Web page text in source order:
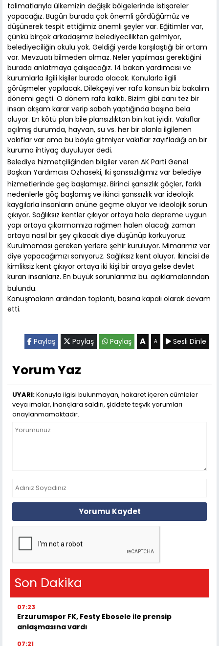
talimatlarıyla ülkemizin değişik bölgelerinde istişareler
yapacağız. Bugün burada çok önemli gördüğümüz ve
düşünerek tespit ettiğimiz önemli şeyler var. Eğitimler var,
çünkü birçok arkadaşımız belediyecilikten gelmiyor,
belediyeciliğin okulu yok. Geldiği yerde karşılaştığı bir ortam
var. Mevzuatı bilmeden olmaz. Neler yapılması gerektiğini
burada anlatmaya çalışacağız. 14 bakan yardımcısı ve
kurumlarla ilgili kişiler burada olacak. Konularla ilgili
görüşmeler yapılacak. Dilekçeyi ver rafa konsun biz bakalım
dönemi geçti. O dönem rafa kalktı. Bizim gibi canı tez bir
insan akşam karar verip sabah yaptığında başına bela
oluyor. En kötü plan bile plansızlıktan bin kat iyidir. Vakıflar
açılmış durumda, hayvan, su vs. her bir alanla ilgilenen
vakıflar var ama bu böyle gitmiyor vakıflar zayıfladığı an bir
kuruma ihtiyaç duyuluyor dedi.
Belediye hizmetçiliğinden bilgiler veren AK Parti Genel
Başkan Yardımcısı Özhaseki, İki şanssızlığımız var belediye
hizmetlerinde geç başlamışız. Birinci şansızlık göçler, farklı
nedenlerle göç başlamış ve ikinci şanssızlık var ideolojik
kaygılarla insanların önüne geçme oluyor ve ideolojik sorun
çıkıyor. Sağlıksız kentler çıkıyor ortaya hala depreme uygun
yapı ortaya çıkarmamıza rağmen halen olacağı zaman
ortaya nasıl bir şey çıkacak diye düşünüp korkuyoruz.
Kurulmaması gereken yerlere şehir kuruluyor. Mimarımız var
diye yapacağımızı sanıyoruz. Sağlıksız kent oluyor. İkincisi de
kimliksiz kent çıkıyor ortaya iki kişi bir araya gelse devlet
kuran insanlarız. En büyük sorunlarımız bu. açıklamalarından
bulundu.
Konuşmaların ardından toplantı, basına kapalı olarak devam
etti.
Paylaş Paylaş Paylaş A A Sesli Dinle
Yorum Yaz
UYARI:Konuyla ilgisi bulunmayan, hakaret içeren cümleler
veya imalar, inançlara saldırı, şiddete teşvik yorumları
onaylanmamaktadır.
Yorumu Kaydet
Son Dakika
07:23
Erzurumspor FK, Festy Ebosele ile prensip
anlaşmasına vardı
07:21